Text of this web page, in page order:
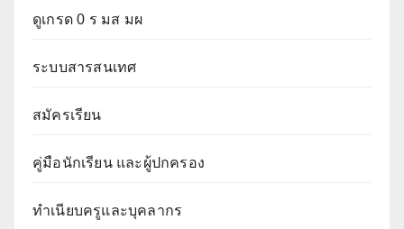
ดูเกรด 0 ร มส มผ
ระบบสารสนเทศ
สมัครเรียน
คู่มือนักเรียน และผู้ปกครอง
ทำเนียบครูและบุคลากร